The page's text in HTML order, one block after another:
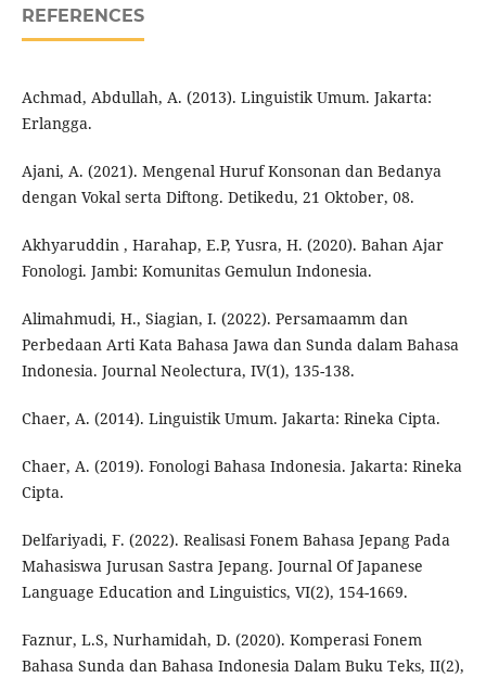
REFERENCES
Achmad, Abdullah, A. (2013). Linguistik Umum. Jakarta:
Erlangga.
Ajani, A. (2021). Mengenal Huruf Konsonan dan Bedanya
dengan Vokal serta Diftong. Detikedu, 21 Oktober, 08.
Akhyaruddin , Harahap, E.P, Yusra, H. (2020). Bahan Ajar
Fonologi. Jambi: Komunitas Gemulun Indonesia.
Alimahmudi, H., Siagian, I. (2022). Persamaamm dan
Perbedaan Arti Kata Bahasa Jawa dan Sunda dalam Bahasa
Indonesia. Journal Neolectura, IV(1), 135-138.
Chaer, A. (2014). Linguistik Umum. Jakarta: Rineka Cipta.
Chaer, A. (2019). Fonologi Bahasa Indonesia. Jakarta: Rineka
Cipta.
Delfariyadi, F. (2022). Realisasi Fonem Bahasa Jepang Pada
Mahasiswa Jurusan Sastra Jepang. Journal Of Japanese
Language Education and Linguistics, VI(2), 154-1669.
Faznur, L.S, Nurhamidah, D. (2020). Komperasi Fonem
Bahasa Sunda dan Bahasa Indonesia Dalam Buku Teks, II(2),